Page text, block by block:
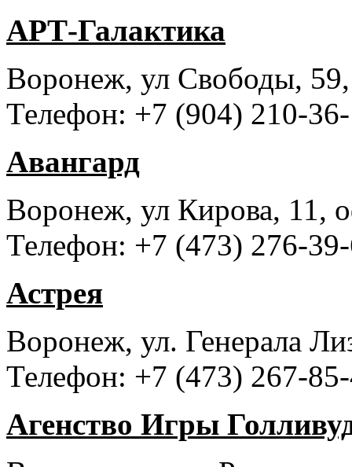
АРТ-Галактика
Воронеж, ул Свободы,
Телефон: +7 (904) 210-
Авангард
Воронеж, ул Кирова, 11,
Телефон: +7 (473) 276-
Астрея
Воронеж, ул. Генерала
Телефон: +7 (473) 267-
Агенство Игры